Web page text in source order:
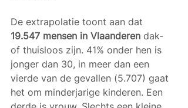
De extrapolatie toont aan dat
19.547 mensen in Vlaanderen dak-
of thuisloos zijn. 41% onder hen is
jonger dan 30, in meer dan een
vierde van de gevallen (5.707) gaat
het om minderjarige kinderen. Een